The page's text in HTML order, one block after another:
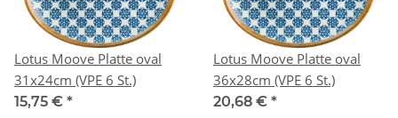
Lotus Moove Platte oval
31x24cm (VPE 6 St.)
15,75 € *
Lotus Moove Platte oval
36x28cm (VPE 6 St.)
20,68 € *